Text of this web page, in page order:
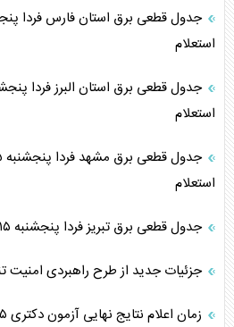
استعلام
استعلام
استعلام
جدول قطعی برق تبریز فردا پنجشنبه ۱۵ مرداد ۱۴۰۵ + نحوه استعلام
جزئیات جدید از طرح راهبردی امنیت
زمان اعلام نتایج نهایی آزمون دکتری ۱۴۰۵